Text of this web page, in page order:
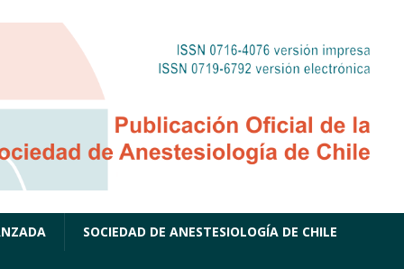
SOCIEDAD DE ANESTESIOLOGÍA DE CHILE